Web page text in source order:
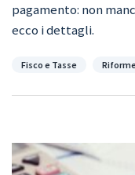
pagamento: non
ecco i dettagli.
Categorie
Fisco e Tasse Riforme